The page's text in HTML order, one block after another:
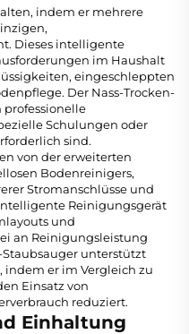
indem er mehrere
Dieses intelligente
im Haushalt
eingeschleppten
Der Nass-Trocken-
professionelle
Schulungen oder
sind.
von der erweiterten
Bodenreinigers,
Stromanschlüsse und
Reinigungsgerät
und
an Reinigungsleistung
Staubsauger unterstützt
er im Vergleich zu
Einsatz von
reduziert.
Einhaltung